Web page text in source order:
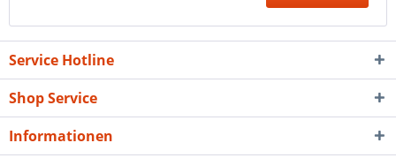
Service Hotline
Shop Service
Informationen